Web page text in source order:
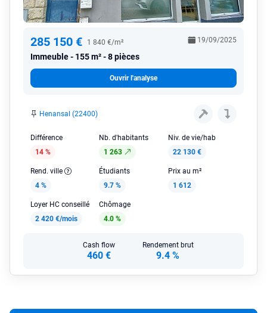
285 150 € 1 840 €/m²
Immeuble 155 m² - 8 pièces
19/09/2025
Ouvrir l'analyse
Henansal (22400)
Différence
14 %
Nb. d'habitants
1 263
Niv. de vie/hab
22 130 €
Rend. ville
4 %
Étudiants
9.7 %
Prix au m²
1 612
Loyer HC conseillé
2 420 €/mois
Chômage
4.0 %
Cash flow
460 €
Rendement brut
9.4 %